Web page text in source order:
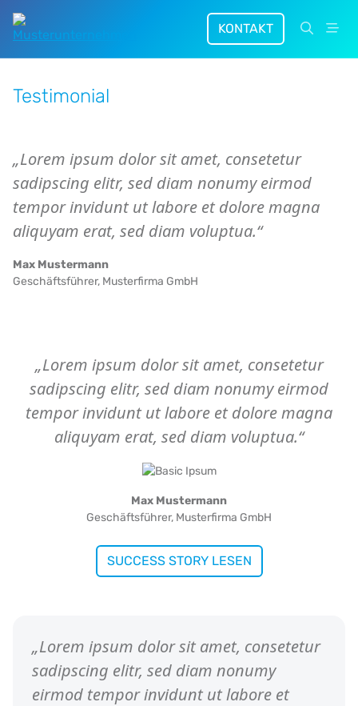
KONTAKT
Testimonial
„Lorem ipsum dolor sit amet, consetetur
sadipscing elitr, sed diam nonumy eirmod
tempor invidunt ut labore et dolore magna
aliquyam erat, sed diam voluptua.“
Max Mustermann
Geschäftsführer, Musterfirma GmbH
„Lorem ipsum dolor sit amet, consetetur
sadipscing elitr, sed diam nonumy eirmod
tempor invidunt ut labore et dolore magna
aliquyam erat, sed diam voluptua.“
Max Mustermann
Geschäftsführer, Musterfirma GmbH
SUCCESS STORY LESEN
„Lorem ipsum dolor sit amet, consetetur
sadipscing elitr, sed diam nonumy
eirmod tempor invidunt ut labore et